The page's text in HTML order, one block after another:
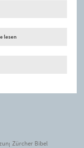
lesen
Zürcher Bibel